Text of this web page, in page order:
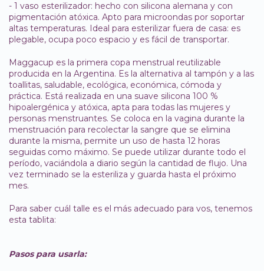
- 1 vaso esterilizador: hecho con silicona alemana y con
pigmentación atóxica. Apto para microondas por soportar
altas temperaturas. Ideal para esterilizar fuera de casa: es
plegable, ocupa poco espacio y es fácil de transportar.
Maggacup es la primera copa menstrual reutilizable
producida en la Argentina. Es la alternativa al tampón y a las
toallitas, saludable, ecológica, económica, cómoda y
práctica. Está realizada en una suave silicona 100 %
hipoalergénica y atóxica, apta para todas las mujeres y
personas menstruantes. Se coloca en la vagina durante la
menstruación para recolectar la sangre que se elimina
durante la misma, permite un uso de hasta 12 horas
seguidas como máximo. Se puede utilizar durante todo el
período, vaciándola a diario según la cantidad de flujo. Una
vez terminado se la esteriliza y guarda hasta el próximo
mes.
Para saber cuál talle es el más adecuado para vos, tenemos
esta tablita:
Pasos para usarla: